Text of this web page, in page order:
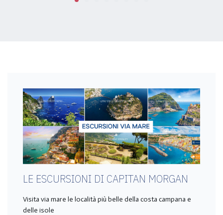
LE ESCURSIONI DI CAPITAN MORGAN
Visita via mare le località più belle della costa campana e
delle isole